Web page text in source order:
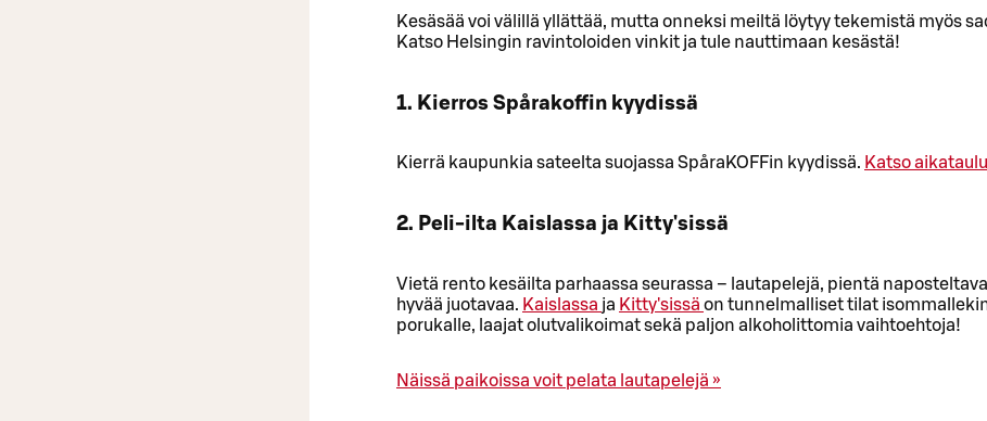
Kesäsää voi välillä yllättää, mutta onneksi meiltä löytyy tekemistä myös
Katso Helsingin ravintoloiden vinkit ja tule nauttimaan kesästä!
1. Kierros Spårakoffin kyydissä
Kierrä kaupunkia sateelta suojassa SpåraKOFFin kyydissä. Katso
2. Peli-ilta Kaislassa ja Kitty'sissä
Vietä rento kesäilta parhaassa seurassa – lautapelejä, pientä
hyvää juotavaa. Kaislassa ja Kitty'sissä on tunnelmalliset tilat
porukalle, laajat olutvalikoimat sekä paljon alkoholittomia vaihtoehtoja!
Näissä paikoissa voit pelata lautapelejä »